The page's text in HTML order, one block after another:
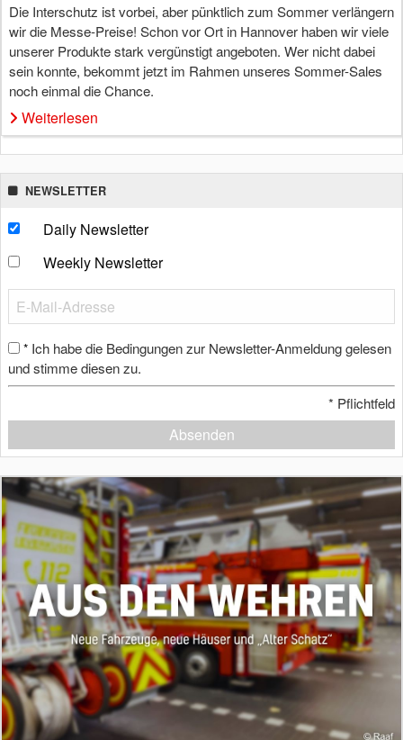
Die Interschutz ist vorbei, aber pünktlich zum Sommer verlängern
wir die Messe-Preise! Schon vor Ort in Hannover haben wir viele
unserer Produkte stark vergünstigt angeboten. Wer nicht dabei
sein konnte, bekommt jetzt im Rahmen unseres Sommer-Sales
noch einmal die Chance.
Weiterlesen
NEWSLETTER
Daily Newsletter
Weekly Newsletter
* Ich habe die Bedingungen zur Newsletter-Anmeldung gelesen
und stimme diesen zu.
* Pflichtfeld
Absenden